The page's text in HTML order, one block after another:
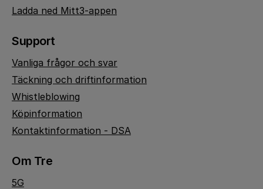
Ladda ned Mitt3-appen
Support
Vanliga frågor och svar
Täckning och driftinformation
Whistleblowing
Köpinformation
Kontaktinformation - DSA
Om Tre
5G